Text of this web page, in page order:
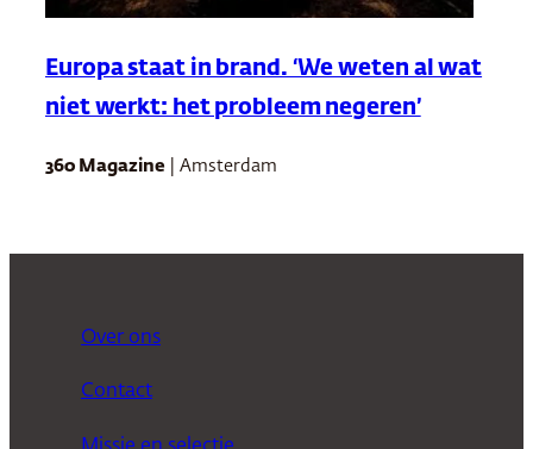
Europa staat in brand. ‘We weten al wat
niet werkt: het probleem negeren’
360 Magazine | Amsterdam
Over ons
Contact